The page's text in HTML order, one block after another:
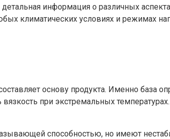
информация о различных
климатических условиях и режимах
основу продукта. Именно база
вязкость при экстремальных
способностью, но имеют